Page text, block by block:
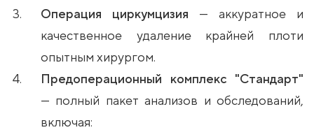
Операция циркумцизия — аккуратное и
качественное удаление крайней плоти
опытным хирургом.
Предоперационный комплекс "Стандарт"
— полный пакет анализов и обследований,
включая: